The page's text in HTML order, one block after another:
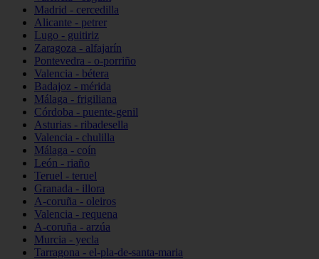
Madrid - cercedilla
Alicante - petrer
Lugo - guitiriz
Zaragoza - alfajarín
Pontevedra - o-porriño
Valencia - bétera
Badajoz - mérida
Málaga - frigiliana
Córdoba - puente-genil
Asturias - ribadesella
Valencia - chulilla
Málaga - coín
León - riaño
Teruel - teruel
Granada - illora
A-coruña - oleiros
Valencia - requena
A-coruña - arzúa
Murcia - yecla
Tarragona - el-pla-de-santa-maria